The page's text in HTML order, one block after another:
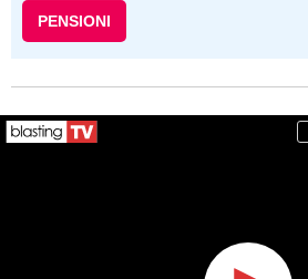
PENSIONI